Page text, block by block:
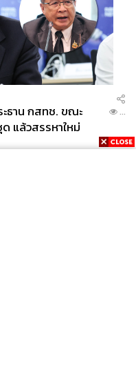
ธาน กสทช. ขณะ
แล้วสรรหาใหม่
...